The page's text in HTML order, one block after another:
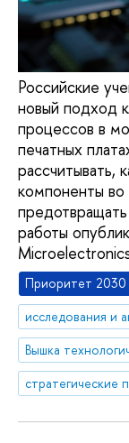
Российские
новый подход
процессов в
печатных
рассчитывать,
компоненты во
работы
Приоритет 2030
исследования и
Вышка
стратегические